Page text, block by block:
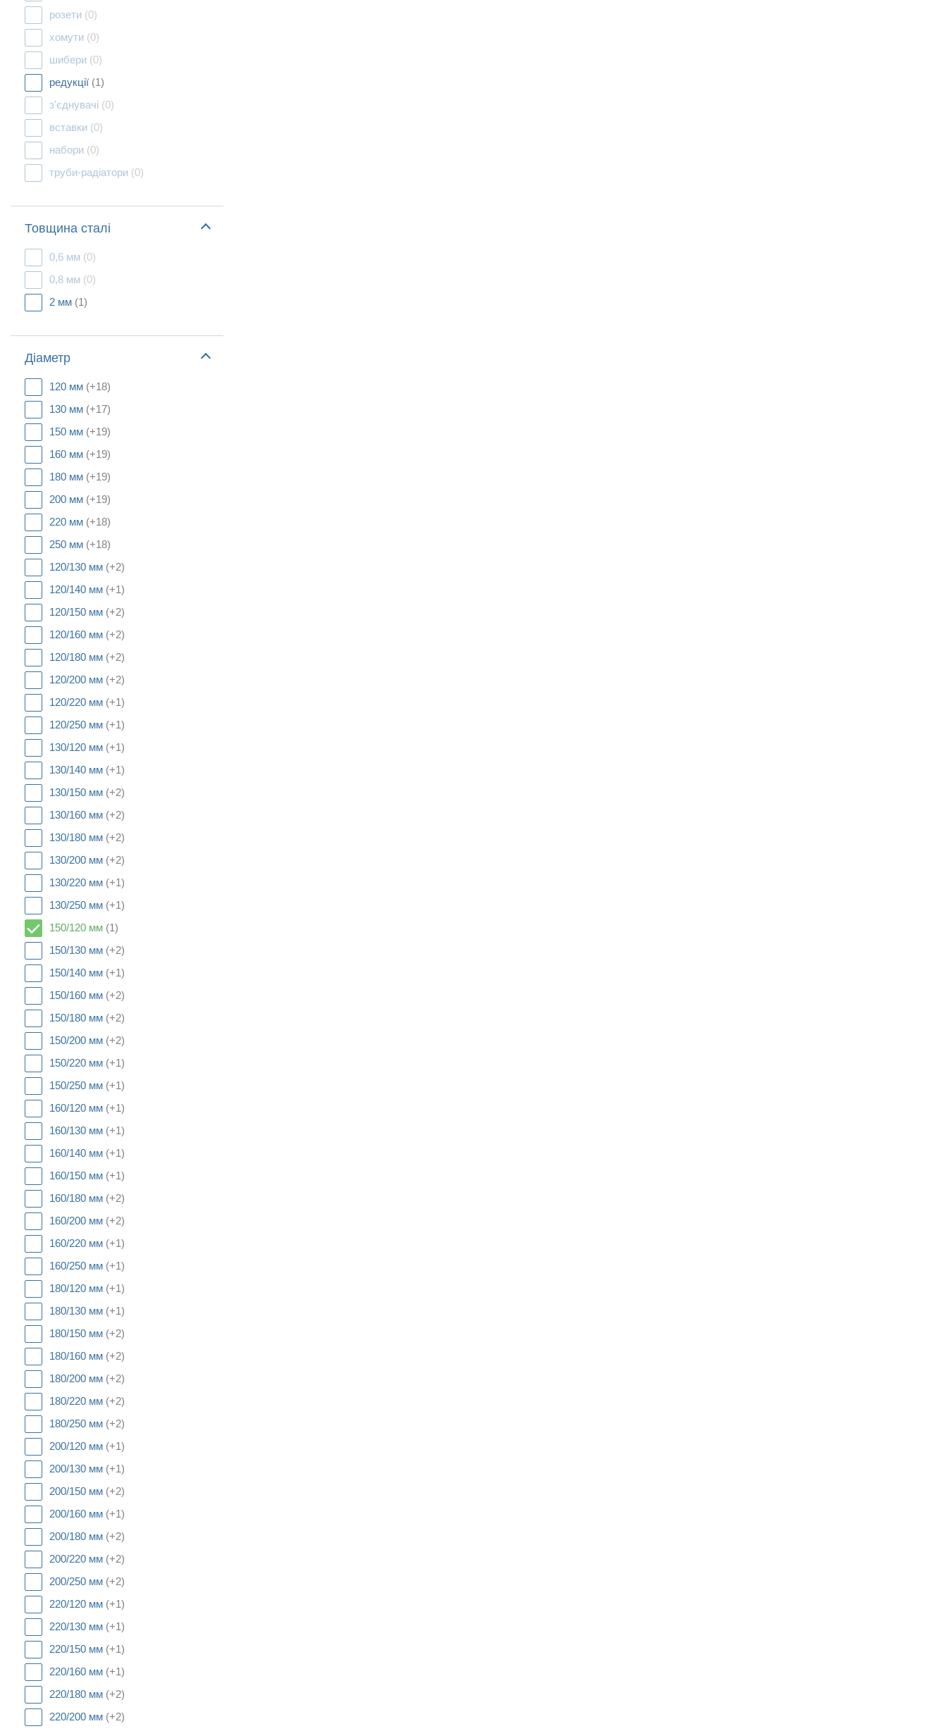
розети (0)
хомути (0)
шибери (0)
редукції (1)
з'єднувачі (0)
вставки (0)
набори (0)
труби-радіатори (0)
Товщина сталі
0,6 мм (0)
0,8 мм (0)
2 мм (1)
Діаметр
120 мм (+18)
130 мм (+17)
150 мм (+19)
160 мм (+19)
180 мм (+19)
200 мм (+19)
220 мм (+18)
250 мм (+18)
120/130 мм (+2)
120/140 мм (+1)
120/150 мм (+2)
120/160 мм (+2)
120/180 мм (+2)
120/200 мм (+2)
120/220 мм (+1)
120/250 мм (+1)
130/120 мм (+1)
130/140 мм (+1)
130/150 мм (+2)
130/160 мм (+2)
130/180 мм (+2)
130/200 мм (+2)
130/220 мм (+1)
130/250 мм (+1)
150/120 мм (1)
150/130 мм (+2)
150/140 мм (+1)
150/160 мм (+2)
150/180 мм (+2)
150/200 мм (+2)
150/220 мм (+1)
150/250 мм (+1)
160/120 мм (+1)
160/130 мм (+1)
160/140 мм (+1)
160/150 мм (+1)
160/180 мм (+2)
160/200 мм (+2)
160/220 мм (+1)
160/250 мм (+1)
180/120 мм (+1)
180/130 мм (+1)
180/150 мм (+2)
180/160 мм (+2)
180/200 мм (+2)
180/220 мм (+2)
180/250 мм (+2)
200/120 мм (+1)
200/130 мм (+1)
200/150 мм (+2)
200/160 мм (+1)
200/180 мм (+2)
200/220 мм (+2)
200/250 мм (+2)
220/120 мм (+1)
220/130 мм (+1)
220/150 мм (+1)
220/160 мм (+1)
220/180 мм (+2)
220/200 мм (+2)